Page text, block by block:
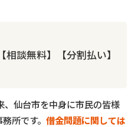
【相談無料】【分割払い】
、仙台市を中身に市民の皆様
所です。 借金問題に関しては